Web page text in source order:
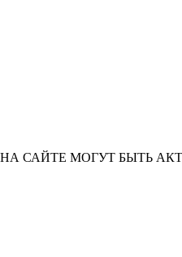
ЦЕНЫ НА САЙТЕ МОГУТ